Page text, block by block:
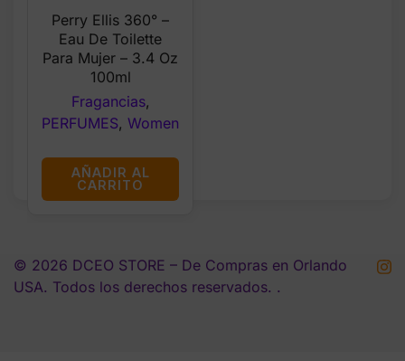
price
was:
$31.99. $28.99.
Perry Ellis 360° –
Eau De Toilette
Para Mujer – 3.4 Oz
100ml
Fragancias,
PERFUMES, Women
AÑADIR AL
CARRITO
© 2026 DCEO STORE – De Compras en Orlando
USA. Todos los derechos reservados. .